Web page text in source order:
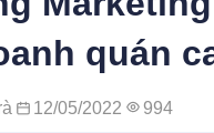
quán
12/05/2022 994